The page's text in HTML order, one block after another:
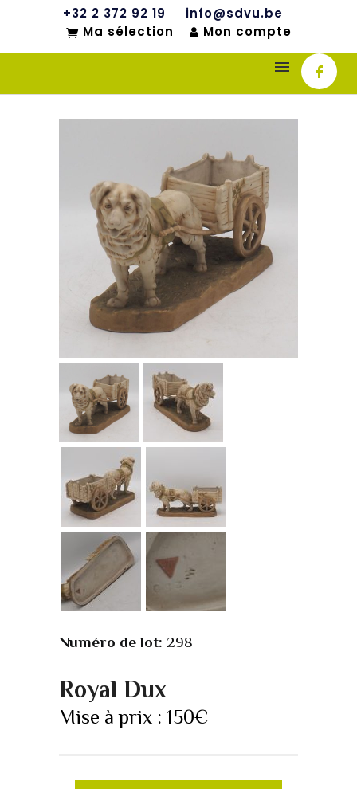
+32 2 372 92 19
info@sdvu.be
Ma sélection
Mon compte
Numéro de lot: 298
Royal Dux
Mise à prix :150€